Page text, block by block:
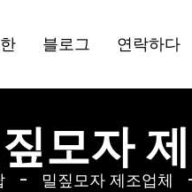
블로그 연락하다
모자
- 밀짚모자 제조업체